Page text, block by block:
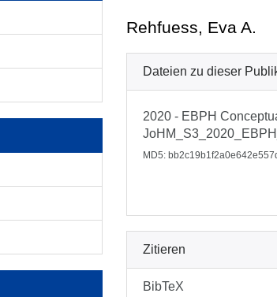
Rehfuess, Eva A.
Dateien zu dieser
2020 - EBPH
MD5:
Zitieren
BibTeX